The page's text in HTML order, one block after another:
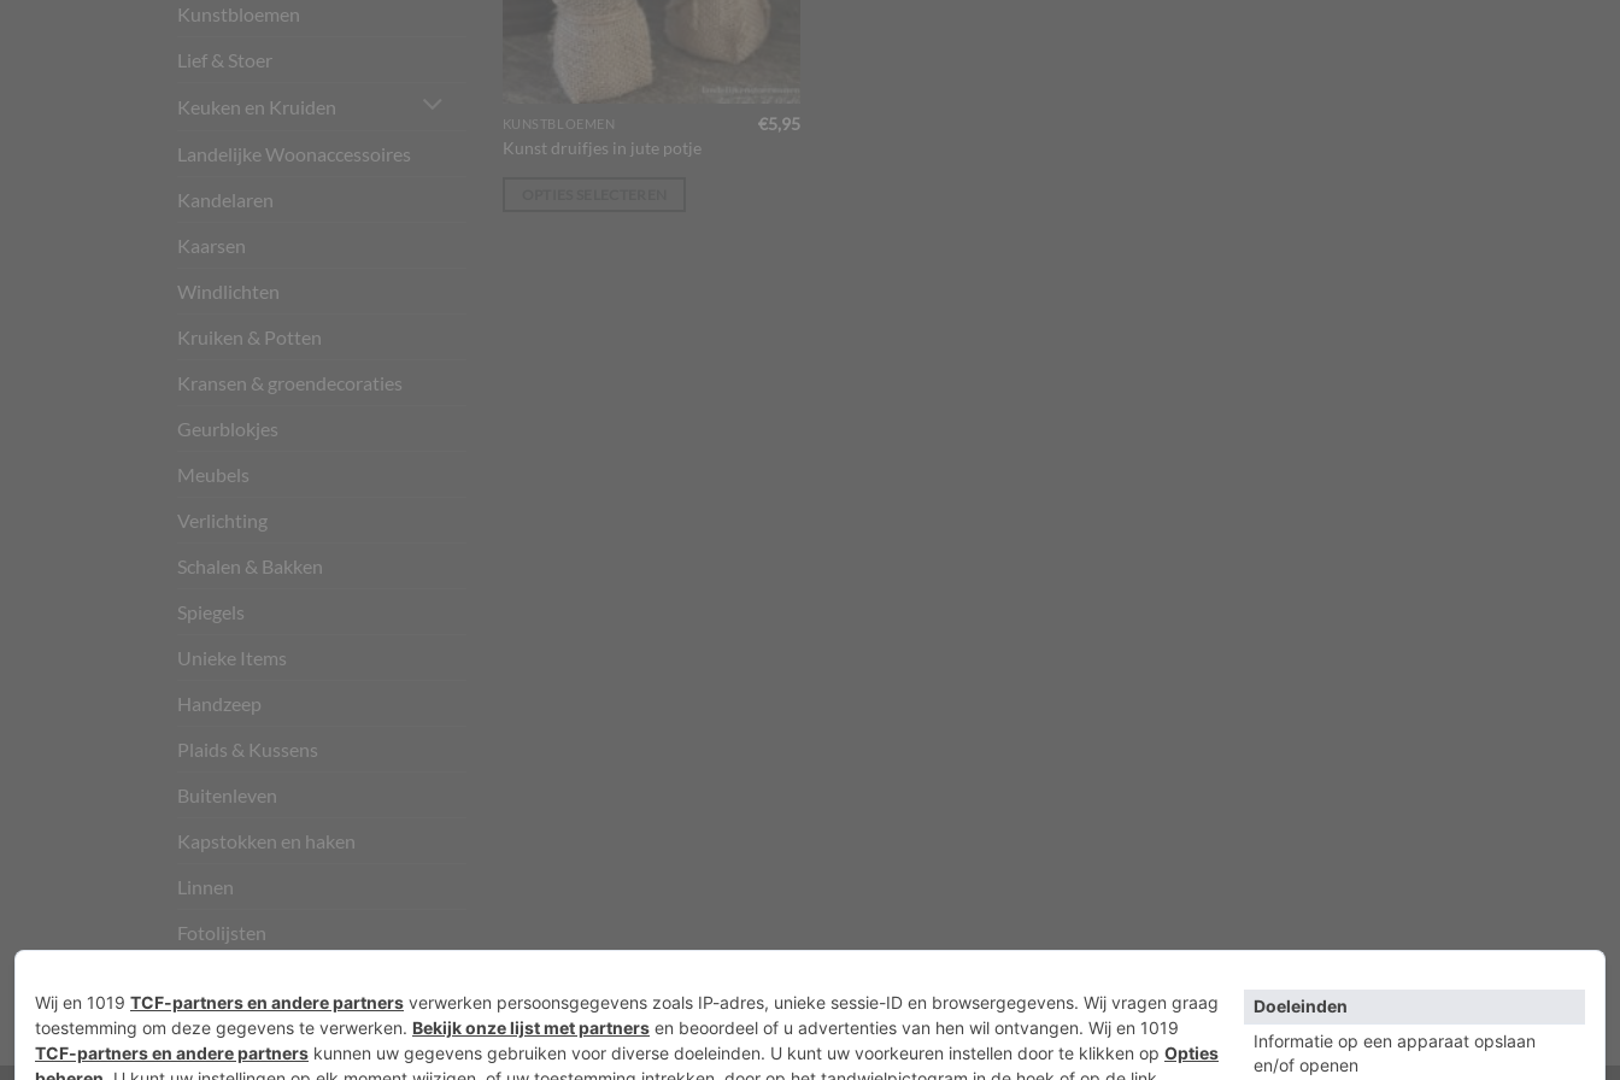
Kunstbloemen
Lief & Stoer
Keuken en Kruiden
Landelijke Woonaccessoires
Kandelaren
Kaarsen
Windlichten
Kruiken & Potten
Kransen & groendecoraties
Geurblokjes
Meubels
Verlichting
Schalen & Bakken
Spiegels
Unieke Items
Handzeep
Plaids & Kussens
Buitenleven
Kapstokken en haken
Linnen
Fotolijsten
KUNSTBLOEMEN
Kunst druifjes in jute potje
€5,95
Dit
product